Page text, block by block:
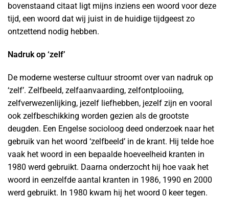
bovenstaand citaat ligt mijns inziens een woord voor deze
tijd, een woord dat wij juist in de huidige tijdgeest zo
ontzettend nodig hebben.
Nadruk op ‘zelf’
De moderne westerse cultuur stroomt over van nadruk op
‘zelf’. Zelfbeeld, zelfaanvaarding, zelfontplooiing,
zelfverwezenlijking, jezelf liefhebben, jezelf zijn en vooral
ook zelfbeschikking worden gezien als de grootste
deugden. Een Engelse socioloog deed onderzoek naar het
gebruik van het woord ‘zelfbeeld’ in de krant. Hij telde hoe
vaak het woord in een bepaalde hoeveelheid kranten in
1980 werd gebruikt. Daarna onderzocht hij hoe vaak het
woord in eenzelfde aantal kranten in 1986, 1990 en 2000
werd gebruikt. In 1980 kwam hij het woord 0 keer tegen.